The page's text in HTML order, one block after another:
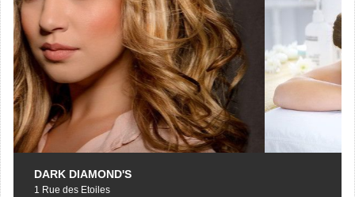
DARK DIAMOND'S
1 Rue des Etoiles